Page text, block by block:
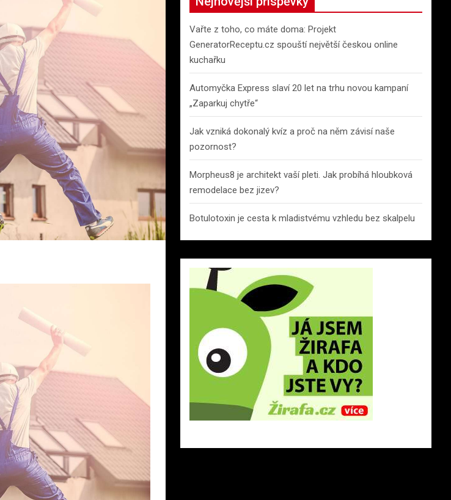
Vařte z toho, co máte doma: Projekt
GeneratorReceptu.cz spouští největší českou online
kuchařku
Automyčka Express slaví 20 let na trhu novou kampaní
„Zaparkuj chytře“
Jak vzniká dokonalý kvíz a proč na něm závisí naše
pozornost?
Morpheus8 je architekt vaší pleti. Jak probíhá hloubková
remodelace bez jizev?
Botulotoxin je cesta k mladistvému vzhledu bez skalpelu